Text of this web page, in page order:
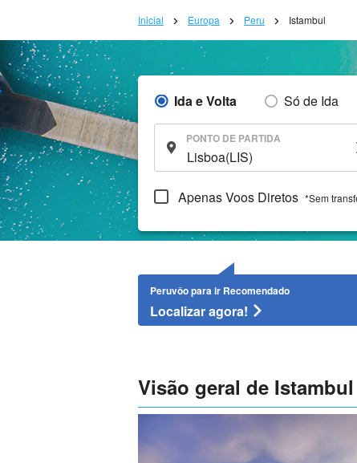
Inicial Europa Peru Istambul
Ida e Volta Só de Ida
PONTO DE PARTIDA
Apenas Voos Diretos *Sem
Peruvôo para ir Recomendado
Localizar agora!
Visão geral de Istambul